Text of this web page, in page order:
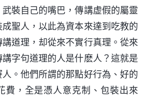
裝自己的嘴巴，傳講虚假的屬靈
聖人，以此為資本來達到吃教的
道理，却從來不實行真理。從來
字句道理的人是什麽人？這就是
。他們所謂的那點好行為、好的
費，全是憑人意克制、包裝出來